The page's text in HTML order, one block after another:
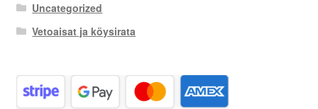
Uncategorized
Vetoaisat ja köysirata